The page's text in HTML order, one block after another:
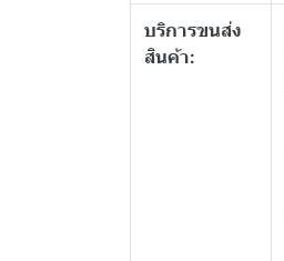
บริการขนส่ง
สินค้า: